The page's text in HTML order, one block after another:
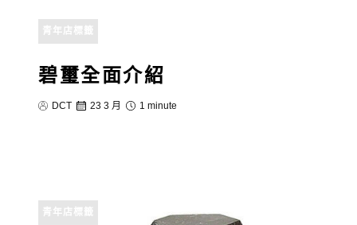
青年店標籤
碧璽全面介紹
DCT 23 3 月 1 minute
青年店標籤